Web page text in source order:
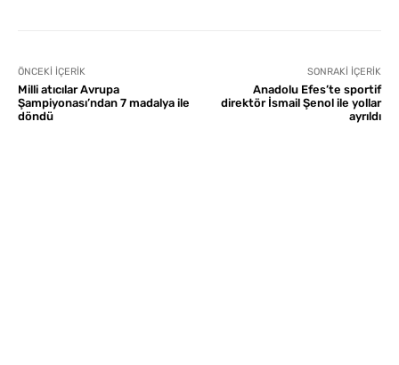
ÖNCEKI İÇERIK
Milli atıcılar Avrupa
Şampiyonası’ndan 7 madalya ile
döndü
SONRAKI İÇERIK
Anadolu Efes’te sportif
direktör İsmail Şenol ile yollar
ayrıldı